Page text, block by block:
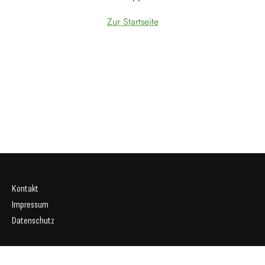
Zur Startseite
Kontakt
Impressum
Datenschutz